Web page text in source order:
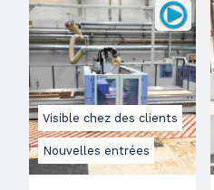
Nouvelles entrées
Visible chez des clients